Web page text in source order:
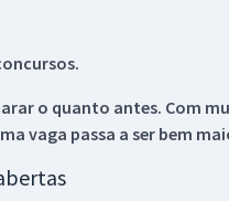
o quanto antes. Com
vaga passa a ser bem